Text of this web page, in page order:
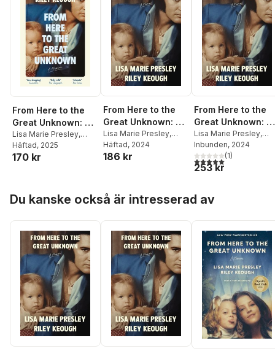
From Here to the
Great Unknown: A
Memoir
Lisa Marie Presley,
Riley Keough
Häftad, 2025
170 kr
From Here to the
Great Unknown: A
Memoir
Lisa Marie Presley,
Riley Keough
Häftad, 2024
186 kr
From Here to the
Great Unknown: A
Memoir
Lisa Marie Presley,
Riley Keough
Inbunden, 2024
5,0utav 5 stjärnor.
(1)
253 kr
Du kanske också är intresserad av